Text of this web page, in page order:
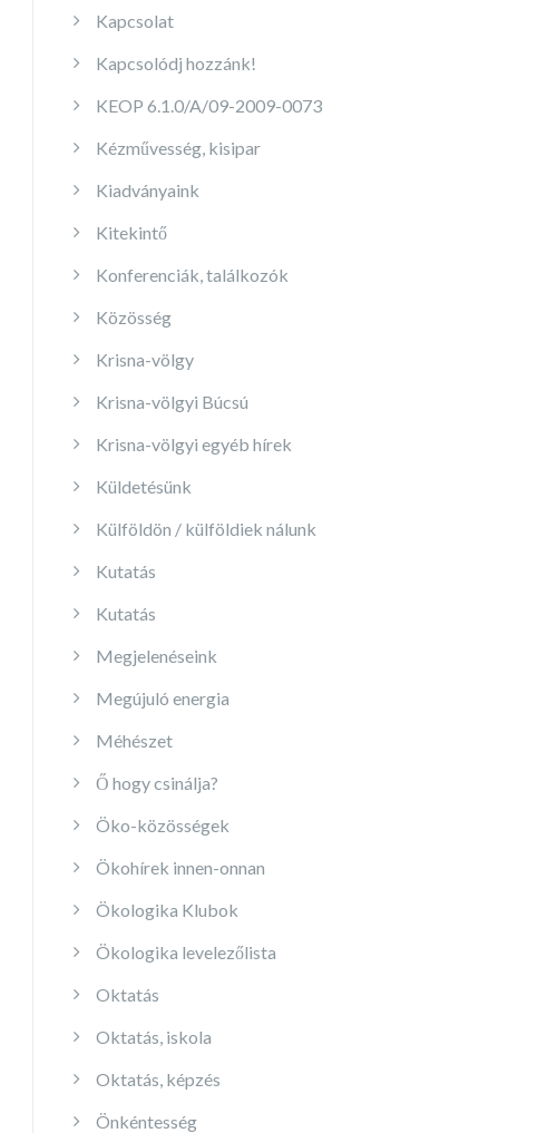
Kapcsolat
Kapcsolódj hozzánk!
KEOP 6.1.0/A/09-2009-0073
Kézművesség, kisipar
Kiadványaink
Kitekintő
Konferenciák, találkozók
Közösség
Krisna-völgy
Krisna-völgyi Búcsú
Krisna-völgyi egyéb hírek
Küldetésünk
Külföldön / külföldiek nálunk
Kutatás
Kutatás
Megjelenéseink
Megújuló energia
Méhészet
Ő hogy csinálja?
Öko-közösségek
Ökohírek innen-onnan
Ökologika Klubok
Ökologika levelezőlista
Oktatás
Oktatás, iskola
Oktatás, képzés
Önkéntesség